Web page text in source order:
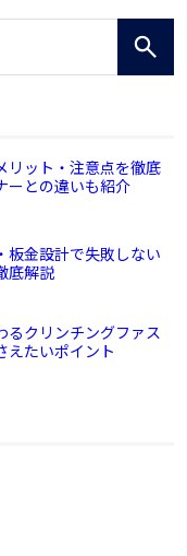
リット・注意点を徹底
ーとの違いも紹介
板金設計で失敗しない
底解説
るクリンチングファス
えたいポイント